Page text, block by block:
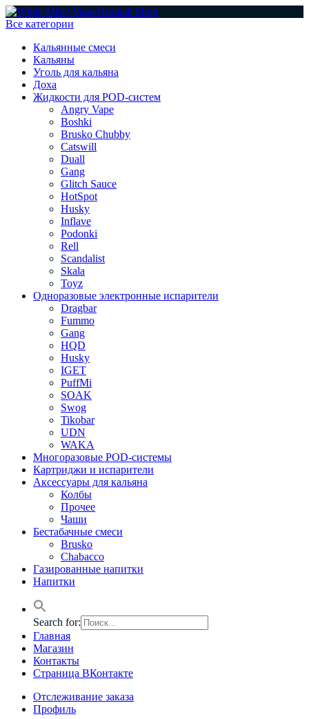
Все категории
Кальянные смеси
Кальяны
Уголь для кальяна
Доха
Жидкости для POD-систем
Angry Vape
Boshki
Brusko Chubby
Catswill
Duall
Gang
Glitch Sauce
HotSpot
Husky
Inflave
Podonki
Rell
Scandalist
Skala
Toyz
Одноразовые электронные испарители
Dragbar
Fummo
Gang
HQD
Husky
IGET
PuffMi
SOAK
Swog
Tikobar
UDN
WAKA
Многоразовые POD-системы
Картриджи и испарители
Аксессуары для кальяна
Колбы
Прочее
Чаши
Бестабачные смеси
Brusko
Chabacco
Газированные напитки
Напитки
Search for:
Главная
Магазин
Контакты
Страница ВКонтакте
Отслеживание заказа
Профиль